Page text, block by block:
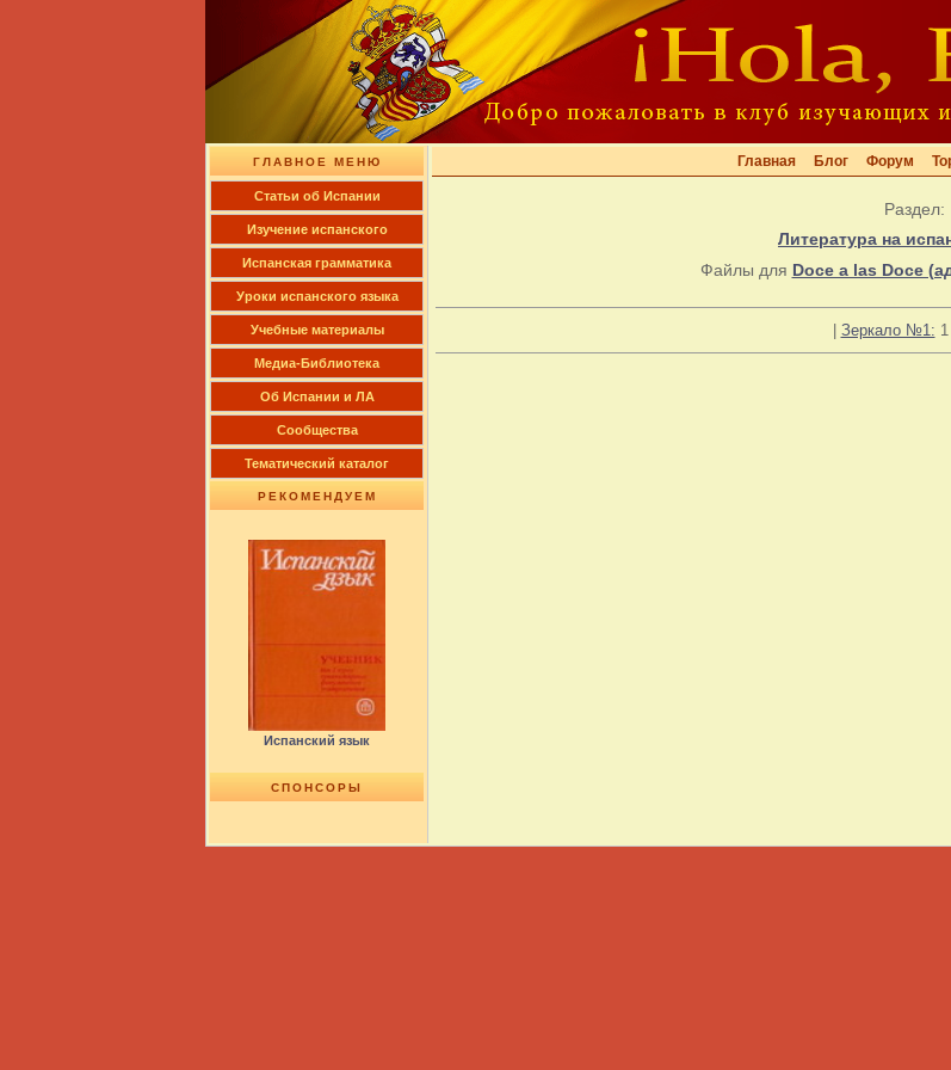
ГЛАВНОЕ МЕНЮ
Cтатьи об Испании
Изучение испанского
Испанская грамматика
Уроки испанского языка
Учебные материалы
Медиа-Библиотека
Об Испании и ЛА
Сообщества
Тематический каталог
РЕКОМЕНДУЕМ
Испанский язык
СПОНСОРЫ
Главная Блог Форум
Раздел:
Литература на
Файлы для Doce a las Doce
Зеркало №1: